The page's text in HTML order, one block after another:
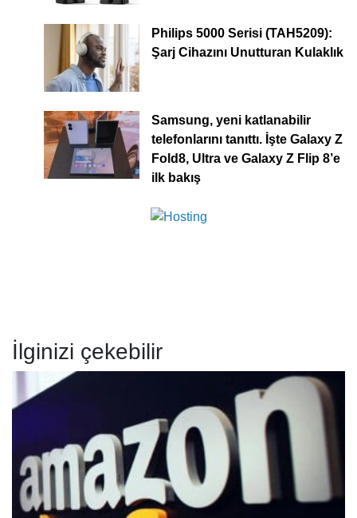
Philips 5000 Serisi (TAH5209):
Şarj Cihazını Unutturan Kulaklık
Samsung, yeni katlanabilir
telefonlarını tanıttı. İşte Galaxy Z
Fold8, Ultra ve Galaxy Z Flip 8’e
ilk bakış
İlginizi çekebilir